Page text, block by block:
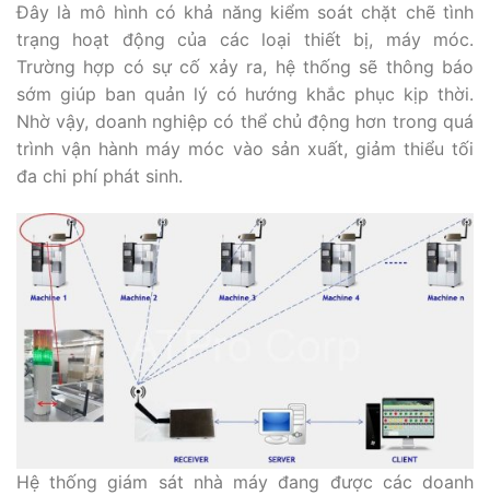
Đây là mô hình có khả năng kiểm soát chặt chẽ tình
trạng hoạt động của các loại thiết bị, máy móc.
Trường hợp có sự cố xảy ra, hệ thống sẽ thông báo
sớm giúp ban quản lý có hướng khắc phục kịp thời.
Nhờ vậy, doanh nghiệp có thể chủ động hơn trong quá
trình vận hành máy móc vào sản xuất, giảm thiểu tối
đa chi phí phát sinh.
Hệ thống giám sát nhà máy đang được các doanh